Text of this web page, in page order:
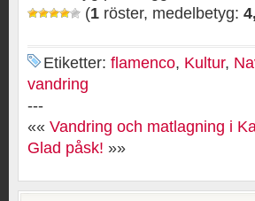
(1 röster, medelbetyg:
Etiketter: flamenco, Kultur,
vandring
---
«« Vandring och matlagning i
Glad påsk! »»